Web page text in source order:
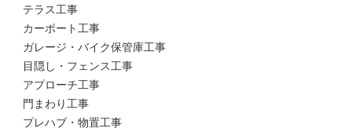
テラス工事
カーポート工事
ガレージ・バイク保管庫工事
目隠し・フェンス工事
アプローチ工事
門まわり工事
プレハブ・物置工事